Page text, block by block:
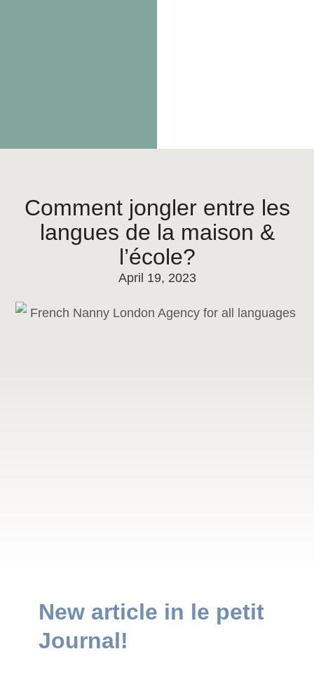
Comment jongler entre les
langues de la maison &
l’école?
April 19, 2023
New article in le petit
Journal!